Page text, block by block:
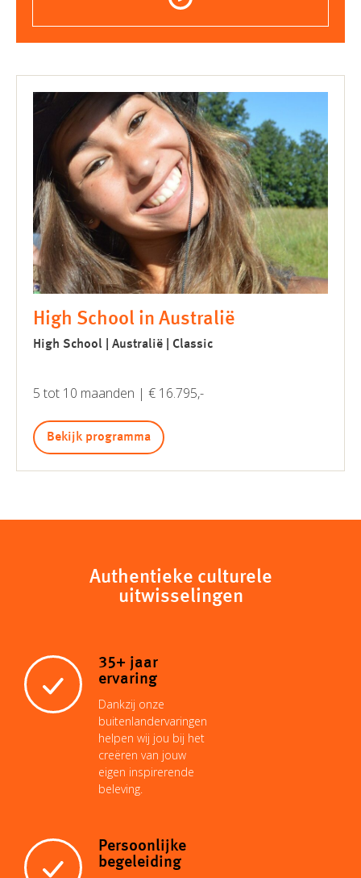
High School in Australië
High School | Australië | Classic
5 tot 10 maanden | € 16.795,-
Bekijk programma
Authentieke culturele
uitwisselingen
35+ jaar
ervaring
Dankzij onze
buitenlandervaringen
helpen wij jou bij het
creëren van jouw
eigen inspirerende
beleving.
Persoonlijke
begeleiding